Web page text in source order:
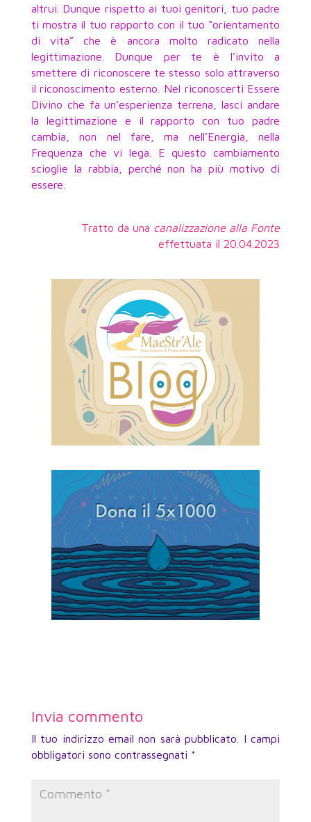
altrui. Dunque rispetto ai tuoi genitori, tuo padre
ti mostra il tuo rapporto con il tuo “orientamento
di vita” che è ancora molto radicato nella
legittimazione. Dunque per te è l’invito a
smettere di riconoscere te stesso solo attraverso
il riconoscimento esterno. Nel riconoscerti Essere
Divino che fa un’esperienza terrena, lasci andare
la legittimazione e il rapporto con tuo padre
cambia, non nel fare, ma nell’Energia, nella
Frequenza che vi lega. E questo cambiamento
scioglie la rabbia, perché non ha più motivo di
essere.
Tratto da una canalizzazione alla Fonte
effettuata il 20.04.2023
Invia commento
Il tuo indirizzo email non sarà pubblicato.
I campi
obbligatori sono contrassegnati *